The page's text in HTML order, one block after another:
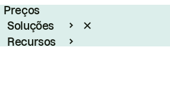
Preços
Soluções
Recursos